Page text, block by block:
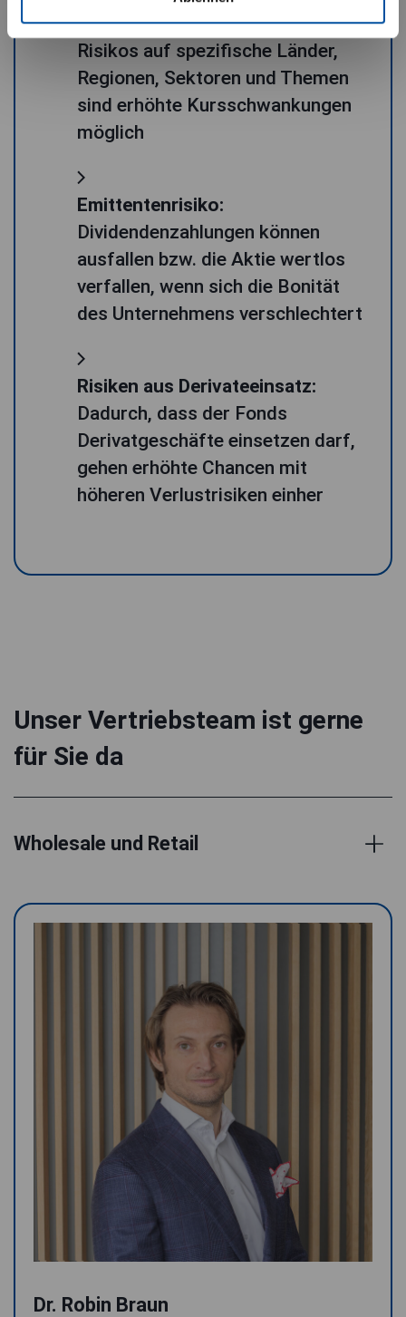
Durch die Konzentration des
Risikos auf spezifische Länder,
Regionen, Sektoren und Themen
sind erhöhte Kursschwankungen
möglich
Emittentenrisiko:
Dividendenzahlungen können
ausfallen bzw. die Aktie wertlos
verfallen, wenn sich die Bonität
des Unternehmens verschlechtert
Risiken aus Derivateeinsatz:
Dadurch, dass der Fonds
Derivatgeschäfte einsetzen darf,
gehen erhöhte Chancen mit
höheren Verlustrisiken einher
Unser Vertriebsteam ist gerne
für Sie da
Wholesale und Retail
Dr. Robin Braun